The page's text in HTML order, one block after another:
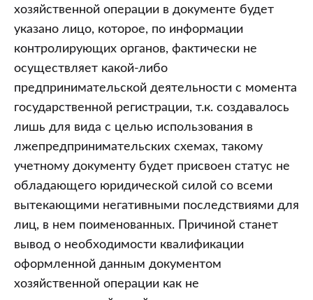
хозяйственной операции в документе будет
указано лицо, которое, по информации
контролирующих органов, фактически не
осуществляет какой-либо
предпринимательской деятельности с момента
государственной регистрации, т.к. создавалось
лишь для вида с целью использования в
лжепредпринимательских схемах, такому
учетному документу будет присвоен статус не
обладающего юридической силой со всеми
вытекающими негативными последствиями для
лиц, в нем поименованных. Причиной станет
вывод о необходимости квалификации
оформленной данным документом
хозяйственной операции как не